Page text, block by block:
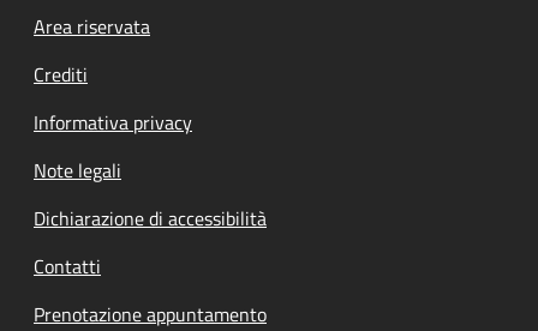
Footer menu
Area riservata
Crediti
Informativa privacy
Note legali
Dichiarazione di accessibilità
Contatti
Prenotazione appuntamento